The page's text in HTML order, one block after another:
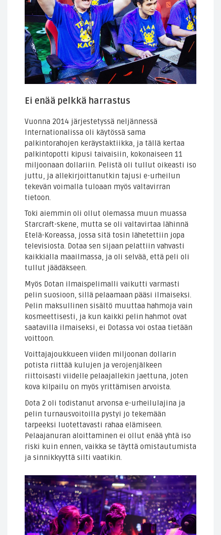
Ei enää pelkkä harrastus
Vuonna 2014 järjestetyssä neljännessä
Internationalissa oli käytössä sama
palkintorahojen keräystaktiikka, ja tällä kertaa
palkintopotti kipusi taivaisiin, kokonaiseen 11
miljoonaan dollariin. Pelistä oli tullut oikeasti iso
juttu, ja allekirjoittanutkin tajusi e-urheilun
tekevän voimalla tuloaan myös valtavirran
tietoon.
Toki aiemmin oli ollut olemassa muun muassa
Starcraft-skene, mutta se oli valtavirtaa lähinnä
Etelä-Koreassa, jossa sitä tosin lähetettiin jopa
televisiosta. Dotaa sen sijaan pelattiin vahvasti
kaikkialla maailmassa, ja oli selvää, että peli oli
tullut jäädäkseen.
Myös Dotan ilmaispelimalli vaikutti varmasti
pelin suosioon, sillä pelaamaan pääsi ilmaiseksi.
Pelin maksullinen sisältö muuttaa hahmoja vain
kosmeettisesti, ja kun kaikki pelin hahmot ovat
saatavilla ilmaiseksi, ei Dotassa voi ostaa tietään
voittoon.
Voittajajoukkueen viiden miljoonan dollarin
potista riittää kulujen ja verojenjälkeen
riittoisasti viidelle pelaajallekin jaettuna, joten
kova kilpailu on myös yrittämisen arvoista.
Dota 2 oli todistanut arvonsa e-urheilulajina ja
pelin turnausvoitoilla pystyi jo tekemään
tarpeeksi luotettavasti rahaa elämiseen.
Pelaajanuran aloittaminen ei ollut enää yhtä iso
riski kuin ennen, vaikka se täyttä omistautumista
ja sinnikkyyttä silti vaatikin.